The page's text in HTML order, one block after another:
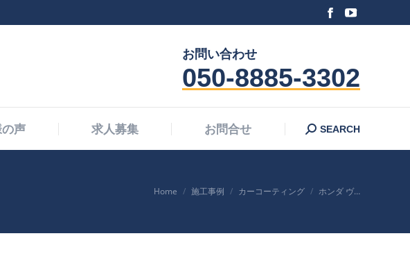
Facebook
in
new
window
YouTube
in
new
window
お問い合わせ
050-8885-3302
声 求人募集 お問合せ Search:
SEARCH
You are here:
Home 施工事例 カーコーティング ホンダ ヴ…